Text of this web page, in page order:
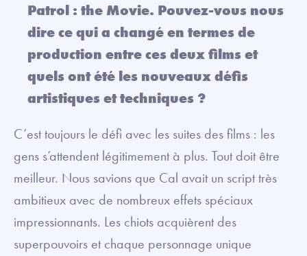
Patrol : the Movie. Pouvez-vous nous
dire ce qui a changé en termes de
production entre ces deux films et
quels ont été les nouveaux défis
artistiques et techniques ?
C’est toujours le défi avec les suites des films : les
gens s’attendent légitimement à plus. Tout doit être
meilleur. Nous savions que Cal avait un script très
ambitieux avec de nombreux effets spéciaux
impressionnants. Les chiots acquièrent des
superpouvoirs et chaque personnage unique